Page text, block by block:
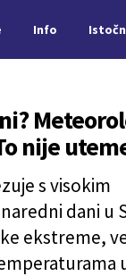
Info
nije
s visokim
dani u
ekstreme,